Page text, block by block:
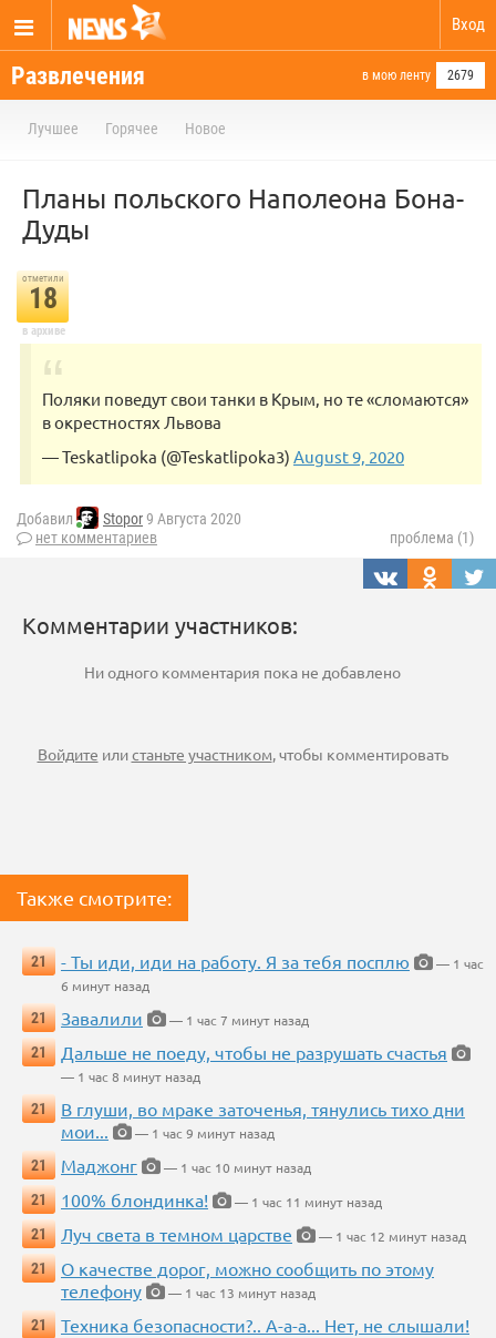
Вход
Развлечения в мою ленту 2679
Лучшее Горячее Новое
Планы польского Наполеона Бона-
Дуды
отметили
18
в архиве
Поляки поведут свои танки в Крым, но те «сломаются»
в окрестностях Львова
— Teskatlipoka (@Teskatlipoka3) August 9, 2020
Добавил Stopor9 Августа 2020
нет комментариев
проблема (1)
Комментарии участников:
Ни одного комментария пока не добавлено
Войдите илистаньте участником, чтобы комментировать
Также смотрите:
21 - Ты иди, иди на работу. Я за тебя посплю
— 1 час
6 минут назад
21
Завалили
— 1 час 7 минут назад
21
Дальше не поеду, чтобы не разрушать счастья
— 1 час 8 минут назад
21
В глуши, во мраке заточенья, тянулись тихо дни
мои...
— 1 час 9 минут назад
21
Маджонг
— 1 час 10 минут назад
21
100% блондинка!
— 1 час 11 минут назад
21
Луч света в темном царстве
— 1 час 12 минут назад
21
О качестве дорог, можно сообщить по этому
телефону
— 1 час 13 минут назад
21
Техника безопасности?.. А-а-а... Нет, не слышали!